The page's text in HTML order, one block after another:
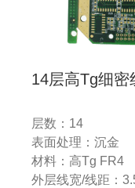
14层高Tg细密
层数：14
表面处理：沉金
材料：高Tg FR4
外层线宽/线距：